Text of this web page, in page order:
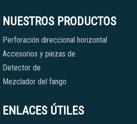
NUESTROS PRODUCTOS
Perforación direccional horizontal
Accesorios y piezas de
Detector de
Mezclador del fango
ENLACES ÚTILES